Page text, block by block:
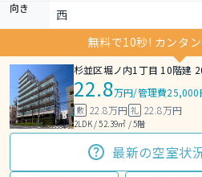
向き
西
無料で10秒! カンタ
杉並区堀ノ内1丁目 10階建
22.8万円/管理費25,000
敷 22.8万円 礼 22.8万円
2LDK / 52.39㎡ / 5階
最新の空室状